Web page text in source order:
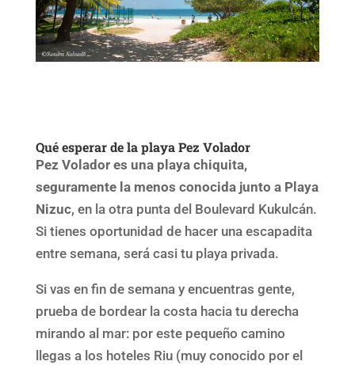
Qué esperar de la playa Pez Volador
Pez Volador es una playa chiquita,
seguramente la menos conocida junto a Playa
Nizuc, en la otra punta del Boulevard Kukulcán.
Si tienes oportunidad de hacer una escapadita
entre semana, será casi tu playa privada.
Si vas en fin de semana y encuentras gente,
prueba de bordear la costa hacia tu derecha
mirando al mar: por este pequeño camino
llegas a los hoteles Riu (muy conocido por el